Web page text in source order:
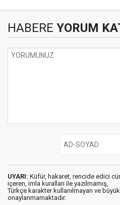
HABERE YORUM
UYARI: Küfür, hakaret, rencide edici
içeren, imla kuralları ile yazılmamış,
Türkçe karakter kullanılmayan ve
onaylanmamaktadır.